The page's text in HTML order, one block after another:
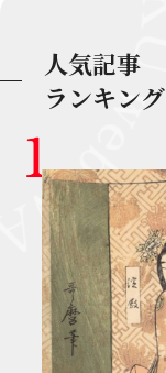
人気記事
ランキング